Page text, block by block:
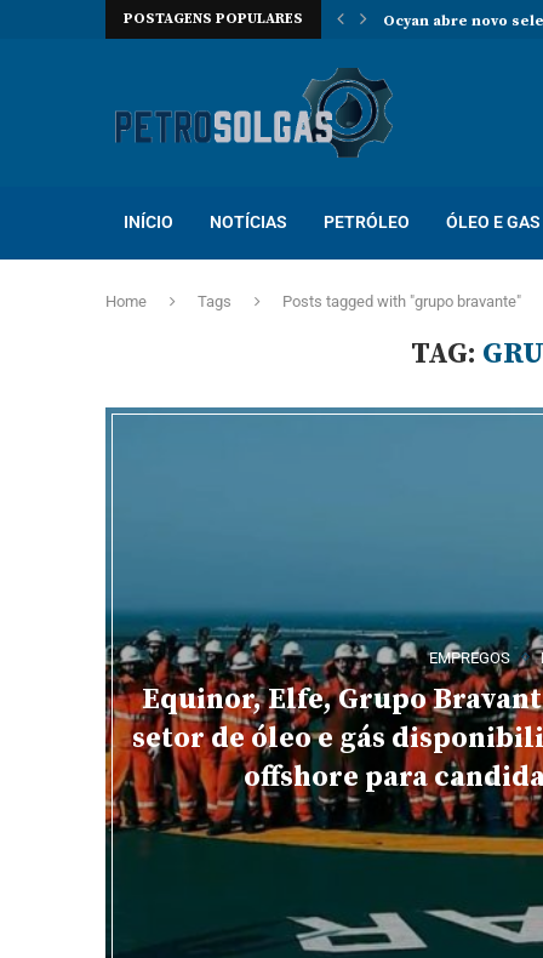
POSTAGENS POPULARES Oceaneering
INÍCIO NOTÍCIAS PETRÓLEO ÓLEO E GAS
Home Tags Posts tagged with "grupo bravante"
TAG:
EMPREGOS
Equinor, Elfe, Grupo
setor de óleo e gás
offshore para